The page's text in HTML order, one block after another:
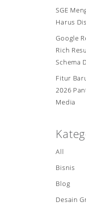
SGE
Harus
Google
Rich
Schema
Fitur
2026
Media
All
Bisnis
Blog
Desain